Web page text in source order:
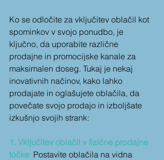
Ko se odločite za vključitev oblačil kot
spominkov v svojo ponudbo, je
ključno, da uporabite različne
prodajne in promocijske kanale za
maksimalen doseg. Tukaj je nekaj
inovativnih načinov, kako lahko
prodajate in oglašujete oblačila, da
povečate svojo prodajo in izboljšate
izkušnjo svojih strank:
1. Vključitev oblačil v fizične prodajne
točke: Postavite oblačila na vidna